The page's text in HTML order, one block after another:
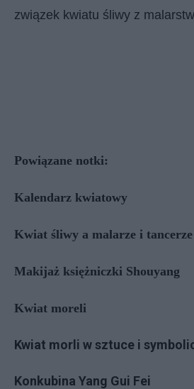
związek kwiatu śliwy z
Powiązane notki:
Kalendarz kwiatowy
Kwiat śliwy a malarze i tancerze
Makijaż księżniczki Shouyang
Kwiat moreli
Kwiat morli w sztuce i
Konkubina Yang Gui Fei